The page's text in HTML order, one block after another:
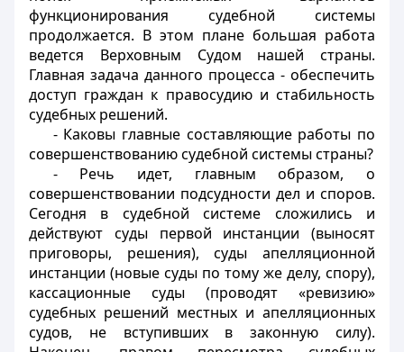
функционирования судебной системы
продолжается. В этом плане большая работа
ведется Верховным Судом нашей страны.
Главная задача данного процесса - обеспечить
доступ граждан к правосудию и стабильность
судебных решений.
- Каковы главные составляющие работы по
совершенствованию судебной системы страны?
- Речь идет, главным образом, о
совершенствовании подсудности дел и споров.
Сегодня в судебной системе сложились и
действуют суды первой инстанции (выносят
приговоры, решения), суды апелляционной
инстанции (новые суды по тому же делу, спору),
кассационные суды (проводят «ревизию»
судебных решений местных и апелляционных
судов, не вступивших в законную силу).